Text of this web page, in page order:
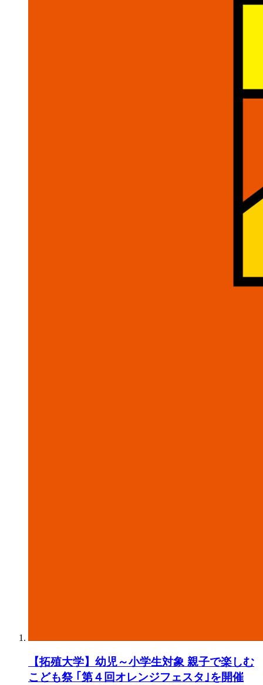
【拓殖大学】幼児～小学生対象 親子で楽しむ
こども祭 ｢第４回オレンジフェスタ｣を開催